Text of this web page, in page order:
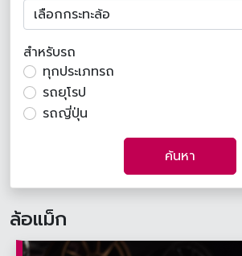
สำหรับรถ
ทุกประเภทรถ
รถยุโรป
รถญี่ปุ่น
ค้นหา
ล้อแม็ก